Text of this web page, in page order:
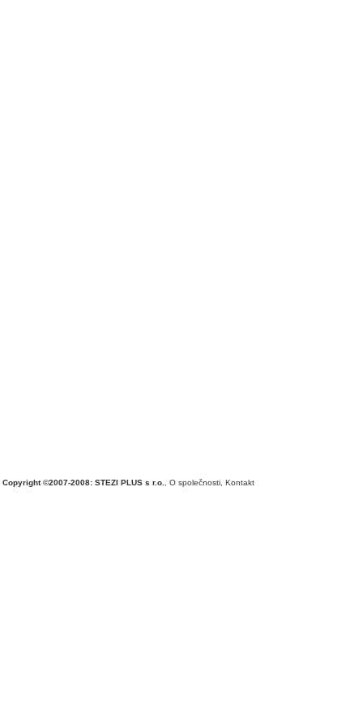
Copyright ©2007-2008: STEZI PLUS s r.o. O společnosti Kontakt